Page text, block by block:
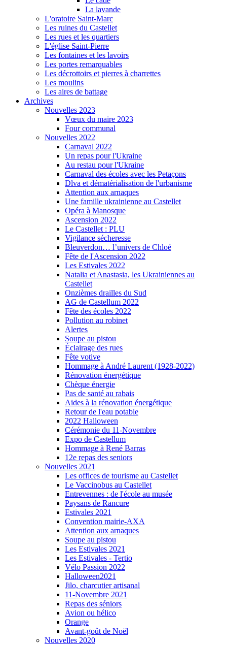
La lavande
L'oratoire Saint-Marc
Les ruines du Castellet
Les rues et les quartiers
L'église Saint-Pierre
Les fontaines et les lavoirs
Les portes remarquables
Les décrottoirs et pierres à charrettes
Les moulins
Les aires de battage
Archives
Nouvelles 2023
Vœux du maire 2023
Four communal
Nouvelles 2022
Carnaval 2022
Un repas pour l'Ukraine
Au restau pour l'Ukraine
Carnaval des écoles avec les Petaçons
Dlva et dématérialisation de l'urbanisme
Attention aux arnaques
Une famille ukrainienne au Castellet
Opéra à Manosque
Ascension 2022
Le Castellet : PLU
Vigilance sécheresse
Bleuverdon… l’univers de Chloé
Fête de l'Ascension 2022
Les Estivales 2022
Natalia et Anastasia, les Ukrainiennes au
Castellet
Onzièmes drailles du Sud
AG de Castellum 2022
Fête des écoles 2022
Pollution au robinet
Alertes
Soupe au pistou
Éclairage des rues
Fête votive
Hommage à André Laurent (1928-2022)
Rénovation énergétique
Chèque énergie
Pas de santé au rabais
Aides à la rénovation énergétique
Retour de l'eau potable
2022 Halloween
Cérémonie du 11-Novembre
Expo de Castellum
Hommage à René Barras
12e repas des seniors
Nouvelles 2021
Les offices de tourisme au Castellet
Le Vaccinobus au Castellet
Entrevennes : de l'école au musée
Paysans de Rancure
Estivales 2021
Convention mairie-AXA
Attention aux arnaques
Soupe au pistou
Les Estivales 2021
Les Estivales - Tertio
Vélo Passion 2022
Halloween2021
Jilo, charcutier artisanal
11-Novembre 2021
Repas des séniors
Avion ou hélico
Orange
Avant-goût de Noël
Nouvelles 2020